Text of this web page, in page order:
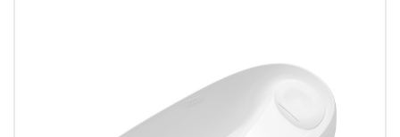
פרויקטים בעולם
סרטונים